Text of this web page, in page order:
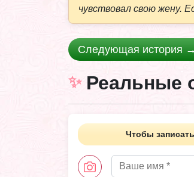
чувствовал свою жену.
Следующая история →
Реальные
Чтобы